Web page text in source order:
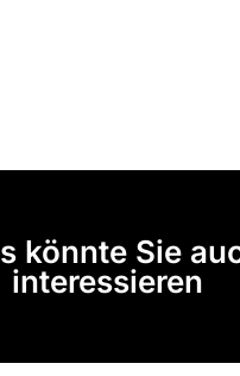
könnte Sie
interessieren